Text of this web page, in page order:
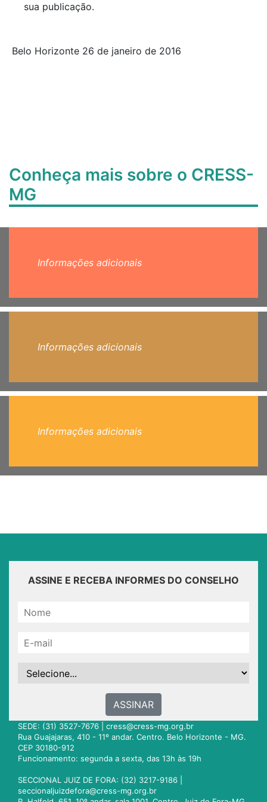
sua publicação.
Belo Horizonte 26 de janeiro de 2016
Conheça mais sobre o CRESS-
MG
Informações adicionais
Informações adicionais
Informações adicionais
ASSINE E RECEBA INFORMES DO CONSELHO
ASSINAR
SEDE: (31) 3527-7676 | cress@cress-mg.org.br
Rua Guajajaras, 410 - 11º andar. Centro. Belo Horizonte - MG.
CEP 30180-912
Funcionamento: segunda a sexta, das 13h às 19h
SECCIONAL JUIZ DE FORA: (32) 3217-9186 |
seccionaljuizdefora@cress-mg.org.br